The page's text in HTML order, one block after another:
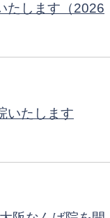
たします（2026
いたします